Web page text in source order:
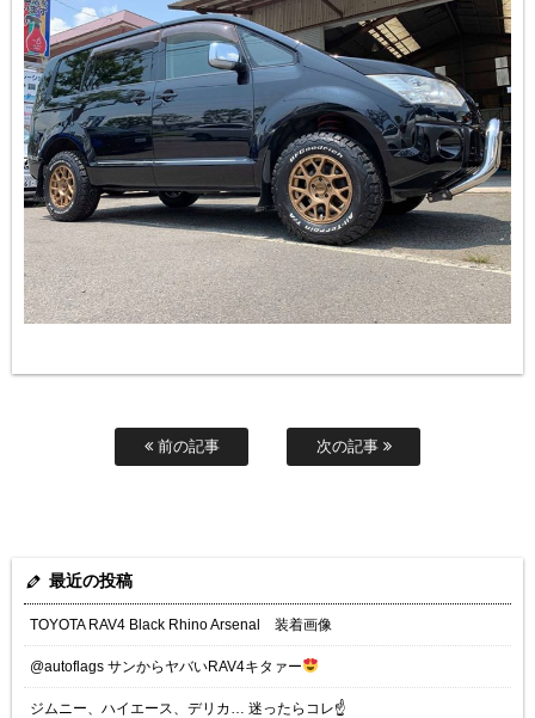
前の記事 次の記事
最近の投稿
TOYOTA RAV4 Black Rhino Arsenal 装着画像
@autoflags サンからヤバいRAV4キタァー
ジムニー、ハイエース、デリカ… 迷ったらコレ☝️